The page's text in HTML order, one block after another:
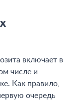
включает в
числе и
Как правило,
очередь